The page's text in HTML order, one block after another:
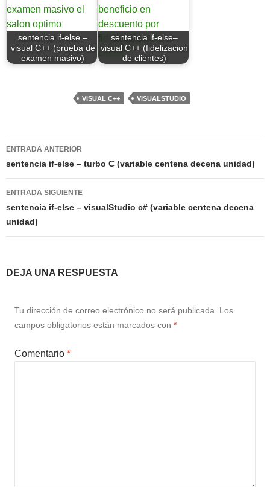
sentencia if-else –
visual C++ (prueba de
examen masivo)
sentencia if-else–
visual C++ (fidelizacion
de clientes)
VISUAL C++ VISUALSTUDIO
Navegación
de
entradas
ENTRADA ANTERIOR
sentencia if-else – turbo C (variable centena decena unidad)
ENTRADA SIGUIENTE
sentencia if-else – visualStudio c# (variable centena decena
unidad)
DEJA UNA RESPUESTA
Tu dirección de correo electrónico no será publicada. Los
campos obligatorios están marcados con *
Comentario *